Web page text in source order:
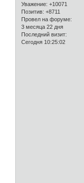
Уважение: +10071
Позитив: +8711
Провел на форуме:
3 месяца 22 дня
Последний визит:
Сегодня 10:25:02